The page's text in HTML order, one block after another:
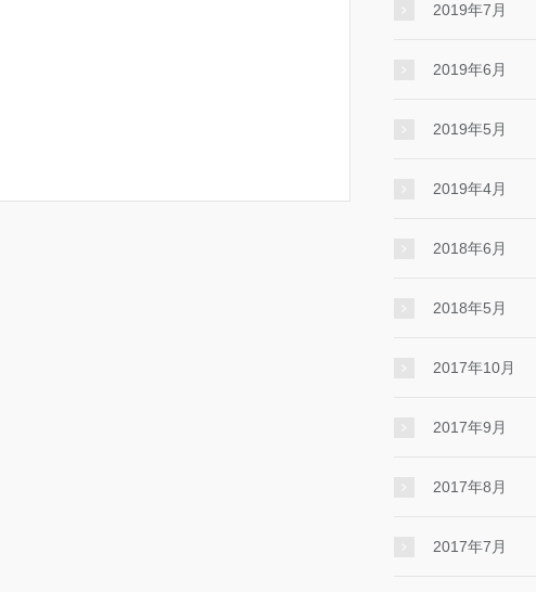
2019年7月
2019年6月
2019年5月
2019年4月
2018年6月
2018年5月
2017年10月
2017年9月
2017年8月
2017年7月